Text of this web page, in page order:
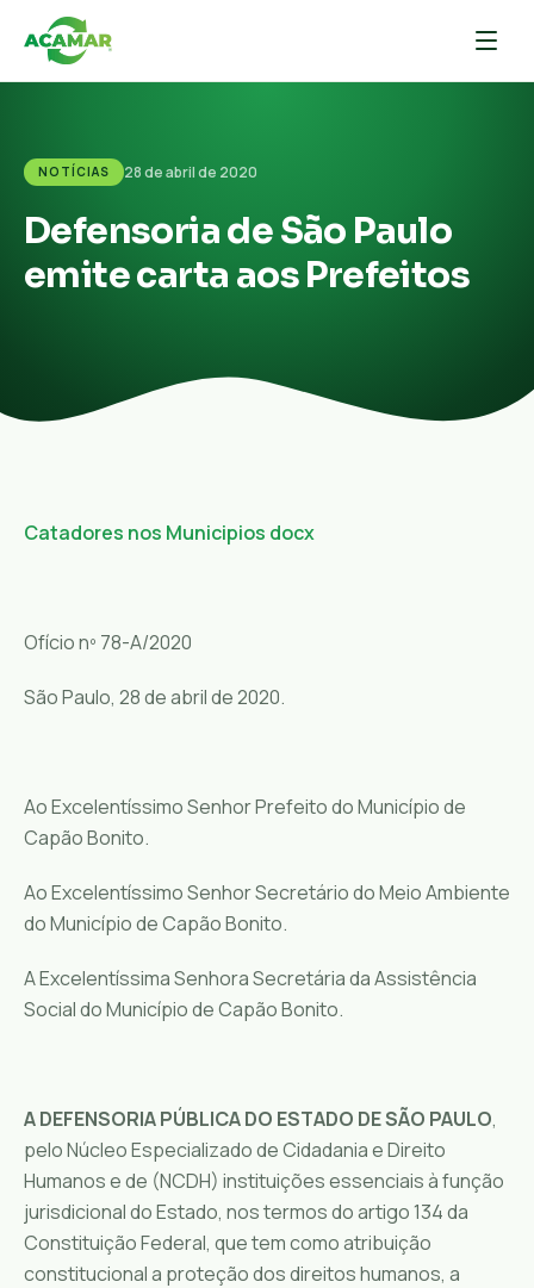
NOTÍCIAS 28 de abril de 2020
Defensoria de São Paulo
emite carta aos Prefeitos
Catadores nos Municipios docx
Ofício nº 78-A/2020
São Paulo, 28 de abril de 2020.
Ao Excelentíssimo Senhor Prefeito do Município de
Capão Bonito.
Ao Excelentíssimo Senhor Secretário do Meio Ambiente
do Município de Capão Bonito.
A Excelentíssima Senhora Secretária da Assistência
Social do Município de Capão Bonito.
A DEFENSORIA PÚBLICA DO ESTADO DE SÃO PAULO,
pelo Núcleo Especializado de Cidadania e Direito
Humanos e de (NCDH) instituições essenciais à função
jurisdicional do Estado, nos termos do artigo 134 da
Constituição Federal, que tem como atribuição
constitucional a proteção dos direitos humanos, a